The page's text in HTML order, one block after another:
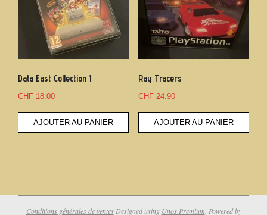
Data East Collection 1
CHF 18.00
AJOUTER AU PANIER
Ray Tracers
CHF24.90
AJOUTER AU PANIER
Conditions générales de ventesDesigned using Unos Premium . Powered by